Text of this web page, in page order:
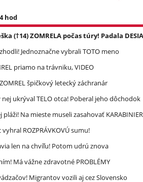
hod
(†14) ZOMRELA počas túry! Padala
Jednoznačne vybrali TOTO meno
priamo na trávniku, VIDEO
špičkový letecký záchranár
ukrýval TELO otca! Poberal jeho dôchodok
Na mieste museli zasahovať
ROZPRÁVKOVÚ sumu!
len na chvíľu! Potom udrú znova
Má vážne zdravotné PROBLÉMY
Migrantov vozili aj cez Slovensko